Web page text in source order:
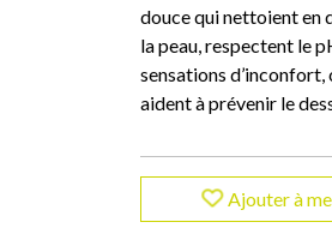
douce qui nettoient en
la peau, respectent le
sensations
aident à prévenir le
Ajouter à